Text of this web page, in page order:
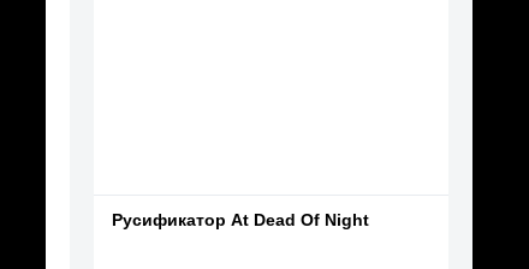
Русификатор At Dead Of Night